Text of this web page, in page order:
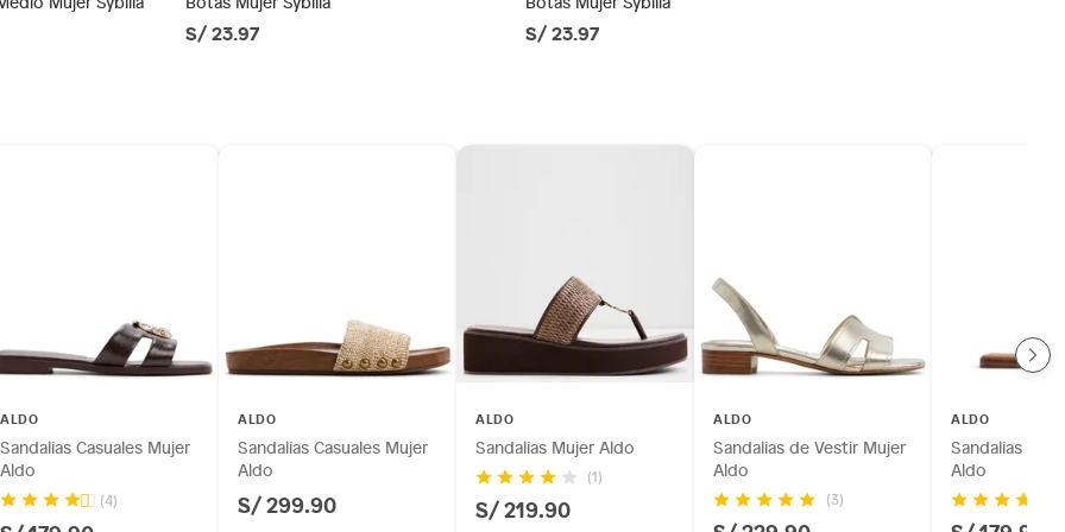
4 cm)
tecnología, línea blanca, colchones, muebles,
S/ 23.97 S/ 23.97
ALDO
Sandalias Casuales Mujer
Aldo
(4)
ALDO
Sandalias Casuales Mujer
Aldo
S/ 299.90
ALDO
Sandalias Mujer Aldo
(1)
S/ 219.90
ALDO
Sandalias de Vestir Mujer
Aldo
(3)
ALDO
Sandalias
Aldo